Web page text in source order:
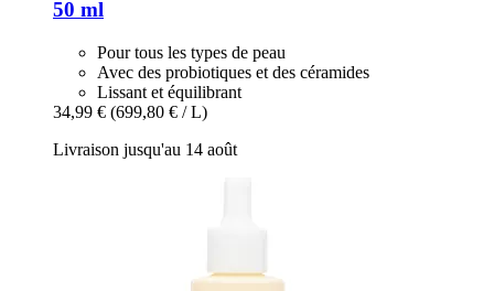
50 ml
Pour tous les types de peau
Avec des probiotiques et des céramides
Lissant et équilibrant
34,99 € (699,80 € / L)
Livraison jusqu'au 14 août